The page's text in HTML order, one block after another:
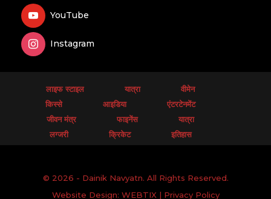
YouTube
Instagram
लाइफ स्टाइल यात्रा
वीमेन
किस्से
आइडिया
एंटरटेनमेंट
जीवन मंत्र
फाइनेंस
यात्रा
लग्जरी
क्रिकेट इतिहास
© 2026 - Dainik Navyatn. All Rights Reserved.
Website Design: WEBTIX | Privacy Policy